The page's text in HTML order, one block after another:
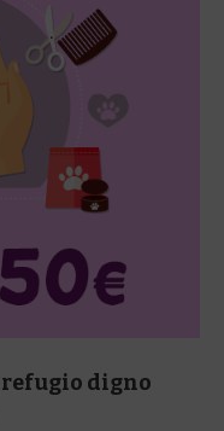
refugio digno